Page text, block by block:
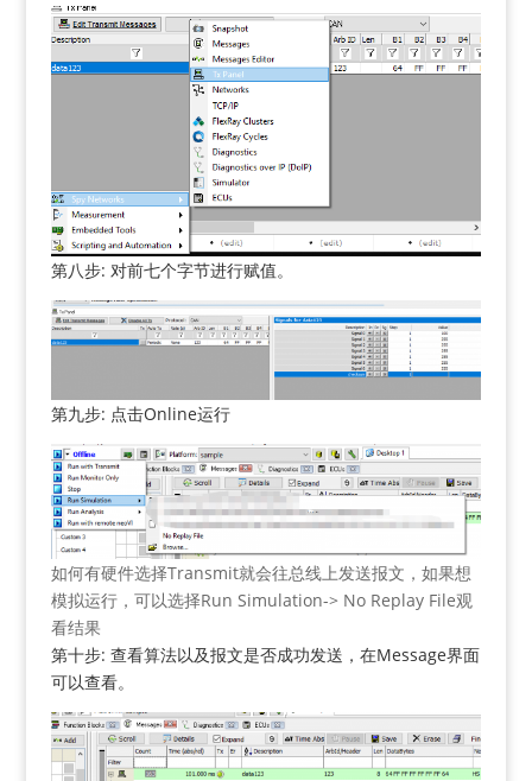
第八步: 对前七个字节进行赋值。
第九步: 点击Online运行
如何有硬件选择Transmit就会往总线上发送报文，如果想
模拟运行，可以选择Run Simulation-> No Replay File观
看结果
第十步: 查看算法以及报文是否成功发送，在Message界面
可以查看。